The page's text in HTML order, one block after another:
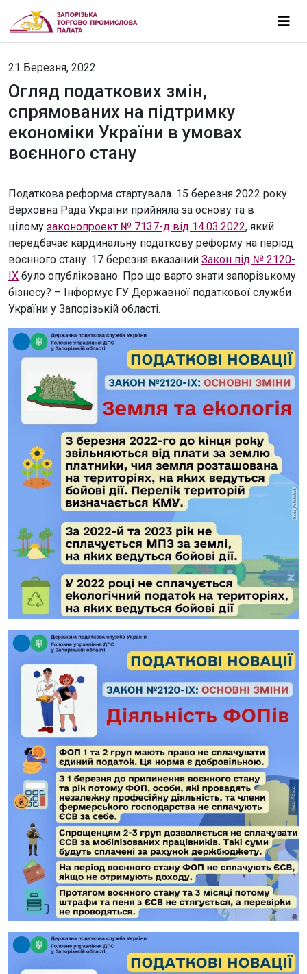
21 Березня, 2022
Огляд податкових змін,
спрямованих на підтримку
економіки України в умовах
воєнного стану
Податкова реформа стартувала. 15 березня 2022 року
Верховна Рада України прийняла за основу та в
цілому законопроект № 7137-д від 14.03.2022, який
передбачає кардинальну податкову реформу на період
воєнного стану. 17 березня вказаний Закон під № 2120-
IX було опубліковано. Про що варто знати запорізькому
бізнесу? – Інформує ГУ Державної податкової служби
України у Запорізькій області.